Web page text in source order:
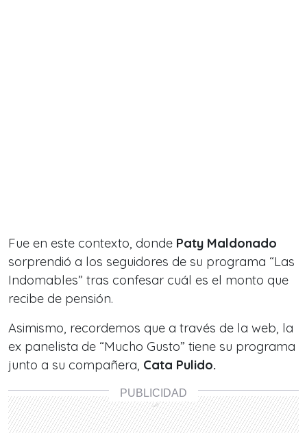
Fue en este contexto, donde Paty Maldonado
sorprendió a los seguidores de su programa “Las
Indomables” tras confesar cuál es el monto que
recibe de pensión.
Asimismo, recordemos que a través de la web, la
ex panelista de “Mucho Gusto” tiene su programa
junto a su compañera, Cata Pulido.